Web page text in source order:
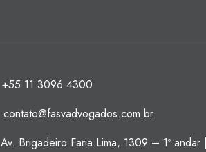
+55 11 3096 4300
contato@fasvadvogados.com.br
Av. Brigadeiro Faria Lima, 1309 – 1º